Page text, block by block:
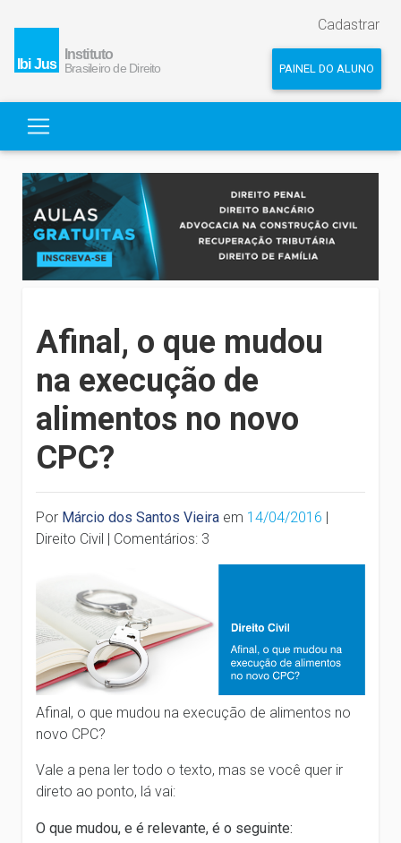
Cadastrar
PAINEL DO ALUNO
Afinal, o que mudou
na execução de
alimentos no novo
CPC?
Por Márcio dos Santos Vieira em 14/04/2016
Direito Civil | Comentários: 3
Afinal, o que mudou na execução de alimentos no
novo CPC?
Vale a pena ler todo o texto, mas se você quer ir
direto ao ponto, lá vai:
O que mudou, e é relevante, é o seguinte: